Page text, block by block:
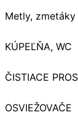
Metly, zmetáky
KÚPEĽŇA, WC
ČISTIACE
OSVIEŽOVAČE